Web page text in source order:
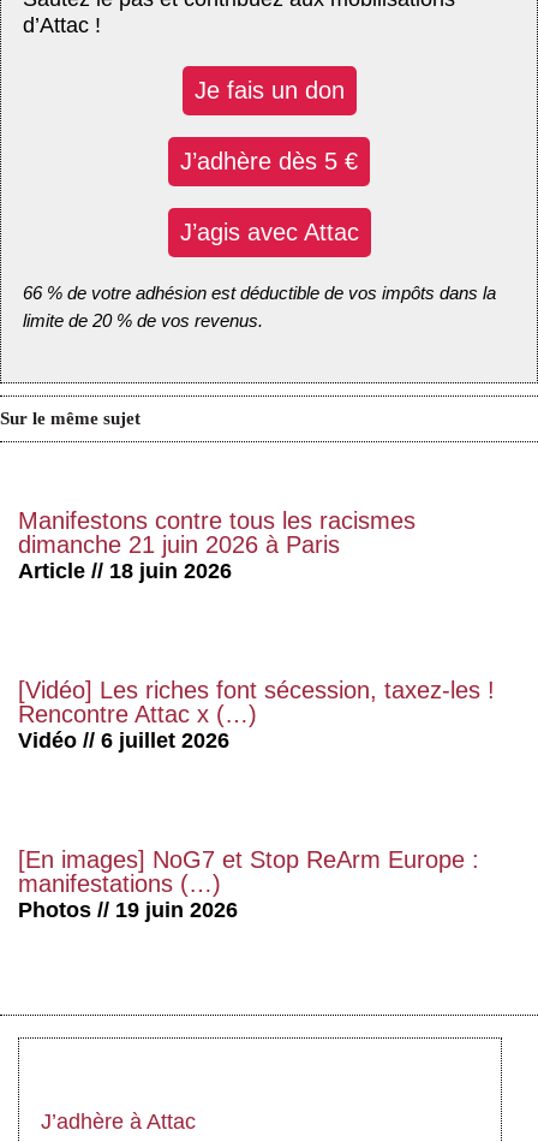
d’Attac !
Je fais un don
J’adhère dès 5 €
J’agis avec Attac
66 % de votre adhésion est déductible de vos impôts dans la
limite de 20 % de vos revenus.
Sur le même sujet
Manifestons contre tous les racismes
dimanche 21 juin 2026 à Paris
Article // 18 juin 2026
[Vidéo] Les riches font sécession, taxez-les !
Rencontre Attac x (…)
Vidéo // 6 juillet 2026
[En images] NoG7 et Stop ReArm Europe :
manifestations (…)
Photos // 19 juin 2026
J’adhère à Attac